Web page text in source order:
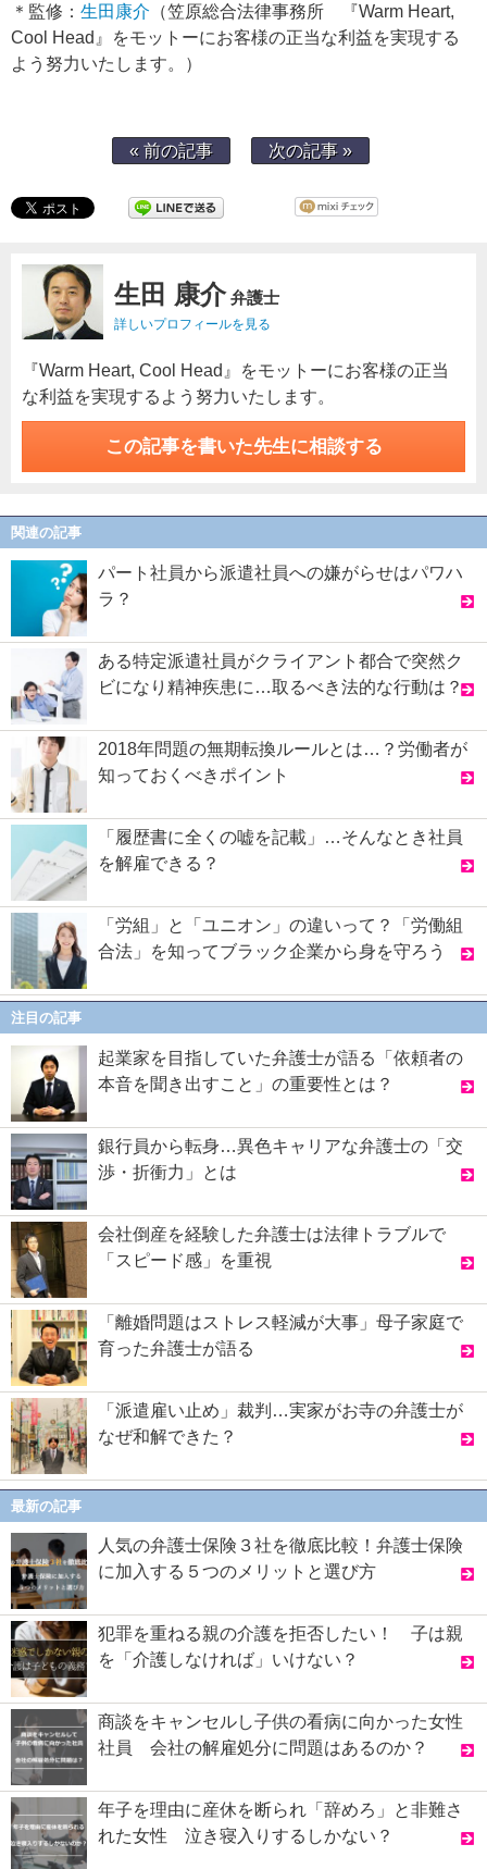
＊監修： 生田康介 （笠原総合法律事務所 『Warm Heart,
Cool Head』をモットーにお客様の正当な利益を実現する
よう努力いたします。）
« 前の記事 次の記事 »
生田 康介弁護士
詳しいプロフィールを見る
『Warm Heart, Cool Head』をモットーにお客様の正当
な利益を実現するよう努力いたします。
この記事を書いた先生に相談する
関連の記事
パート社員から派遣社員への嫌がらせはパワハ
ラ？
ある特定派遣社員がクライアント都合で突然ク
ビになり精神疾患に…取るべき法的な行動は？
2018年問題の無期転換ルールとは…？労働者が
知っておくべきポイント
「履歴書に全くの嘘を記載」…そんなとき社員
を解雇できる？
「労組」と「ユニオン」の違いって？「労働組
合法」を知ってブラック企業から身を守ろう
注目の記事
起業家を目指していた弁護士が語る「依頼者の
本音を聞き出すこと」の重要性とは？
銀行員から転身…異色キャリアな弁護士の「交
渉・折衝力」とは
会社倒産を経験した弁護士は法律トラブルで
「スピード感」を重視
「離婚問題はストレス軽減が大事」母子家庭で
育った弁護士が語る
「派遣雇い止め」裁判…実家がお寺の弁護士が
なぜ和解できた？
最新の記事
人気の弁護士保険３社を徹底比較！弁護士保険
に加入する５つのメリットと選び方
犯罪を重ねる親の介護を拒否したい！ 子は親
を「介護しなければ」いけない？
商談をキャンセルし子供の看病に向かった女性
社員 会社の解雇処分に問題はあるのか？
年子を理由に産休を断られ「辞めろ」と非難さ
れた女性 泣き寝入りするしかない？